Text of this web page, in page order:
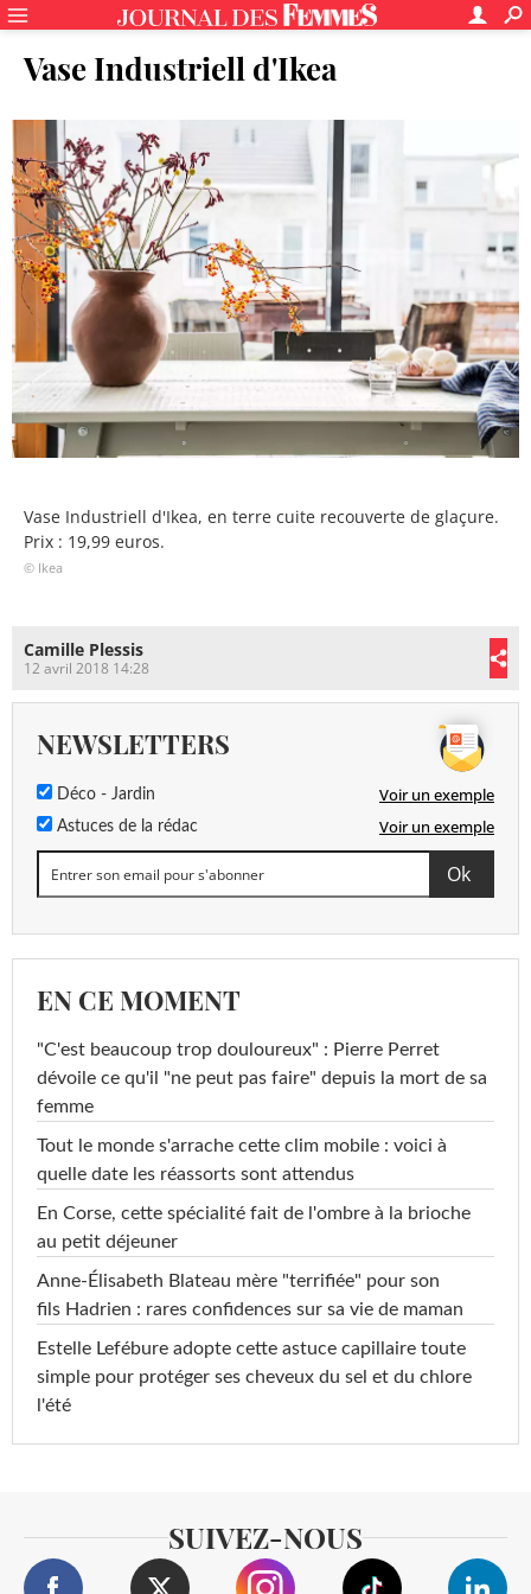
Vase Industriell d'Ikea
Vase Industriell d'Ikea, en terre cuite recouverte de glaçure.
Prix : 19,99 euros.
© Ikea
Camille Plessis
12 avril 2018 14:28
NEWSLETTERS
Déco - Jardin Voir un exemple
Astuces de la rédac Voir un exemple
EN CE MOMENT
"C'est beaucoup trop douloureux" : Pierre Perret
dévoile ce qu'il "ne peut pas faire" depuis la mort de sa
femme
Tout le monde s'arrache cette clim mobile : voici à
quelle date les réassorts sont attendus
En Corse, cette spécialité fait de l'ombre à la brioche
au petit déjeuner
Anne-Élisabeth Blateau mère "terrifiée" pour son
fils Hadrien : rares confidences sur sa vie de maman
Estelle Lefébure adopte cette astuce capillaire toute
simple pour protéger ses cheveux du sel et du chlore
l'été
SUIVEZ-NOUS